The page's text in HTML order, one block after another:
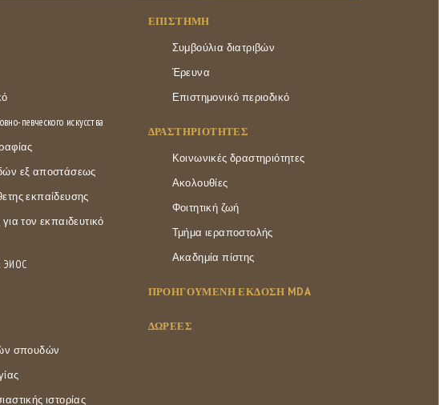
певческого искусства
εξ αποστάσεως
εκπαίδευσης
τον εκπαιδευτικό
ЭИОС
σπουδών
ιστορίας
ΕΠΙΣΤΉΜΗ
Συμβούλια διατριβών
Έρευνα
Επιστημονικό περιοδικό
ΔΡΑΣΤΗΡΙΌΤΗΤΕΣ
Κοινωνικές δραστηριότητες
Ακολουθίες
Φοιτητική ζωή
Τμήμα ιεραποστολής
Ακαδημία πίστης
ΠΡΟΗΓΟΥΜΕΝΗ ΕΚΔΟΣΗ MDA
ΔΩΡΕΕΣ